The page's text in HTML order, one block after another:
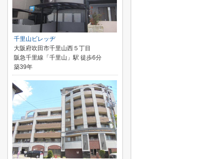
千里山ビレッヂ
大阪府吹田市千里山西５丁目
阪急千里線「千里山」駅 徒歩6分
築39年